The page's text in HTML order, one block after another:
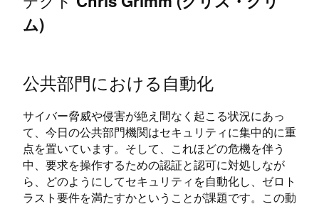
ム)
公共部門における自動化
サイバー脅威や侵害が絶え間なく起こる状況にあっ
て、今日の公共部門機関はセキュリティに集中的に重
点を置いています。そして、これほどの危機を伴う
中、要求を操作するための認証と認可に対処しなが
ら、どのようにしてセキュリティを自動化し、ゼロト
ラスト要件を満たすかということが課題です。この動